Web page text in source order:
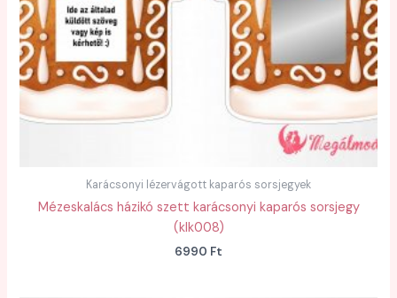
Karácsonyi lézervágott kaparós sorsjegyek
Mézeskalács házikó szett karácsonyi kaparós sorsjegy
(klk008)
6990 Ft